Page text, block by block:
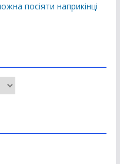
посіяти наприкінці